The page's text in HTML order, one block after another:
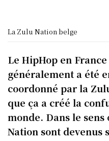
La Zulu Nation belge
Le HipHop en
généralement a été
coordonné par la
que ça a créé la
monde. Dans le
Nation sont devenus